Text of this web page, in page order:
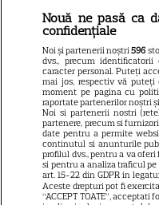
21
SERIALE AMERICANE
Nouă ne pasă ca
confidențiale
Noi și partenerii noștri596
dvs., precum
caracter personal. Puteți
mai jos, respectiv vă
moment pe pagina cu
raportate partenerilor noștri
Noi si partenerii nostri
partenere, precum si
date pentru a permite
continutul si anunturile
profilul dvs., pentru a va
si pentru a analiza traficul
art. 15-22 din GDPR in
Aceste drepturi pot fi
“ACCEPT TOATE”,